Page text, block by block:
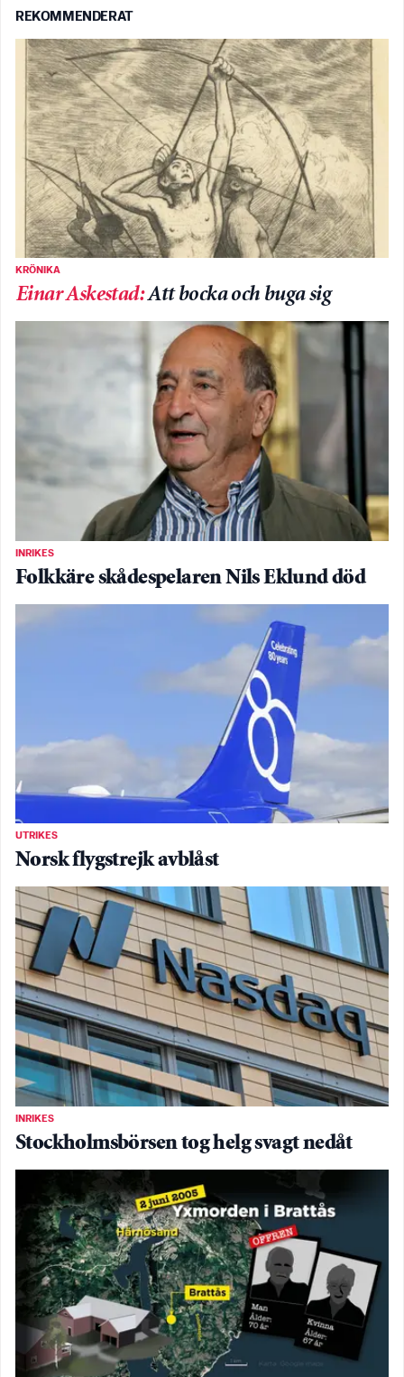
REKOMMENDERAT
KRÖNIKA
Einar Askestad:Att bocka och buga sig
INRIKES
Folkkäre skådespelaren Nils Eklund död
UTRIKES
Norsk flygstrejk avblåst
INRIKES
Stockholmsbörsen tog helg svagt nedåt